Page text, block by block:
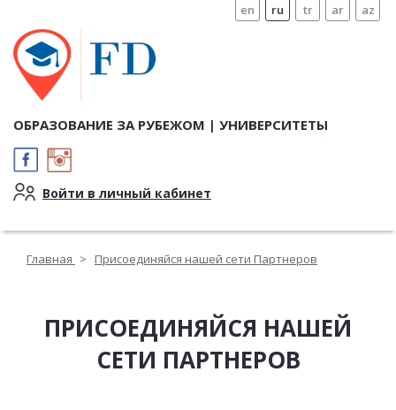
en ru tr ar az
ОБРАЗОВАНИЕ ЗА РУБЕЖОМ | УНИВЕРСИТЕТЫ
Войти в личный кабинет
Главная > Присоединяйся нашей сети Партнеров
ПРИСОЕДИНЯЙСЯ НАШЕЙ
СЕТИ ПАРТНЕРОВ